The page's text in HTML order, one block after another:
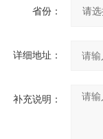
省份：
详细地址：
补充说明：